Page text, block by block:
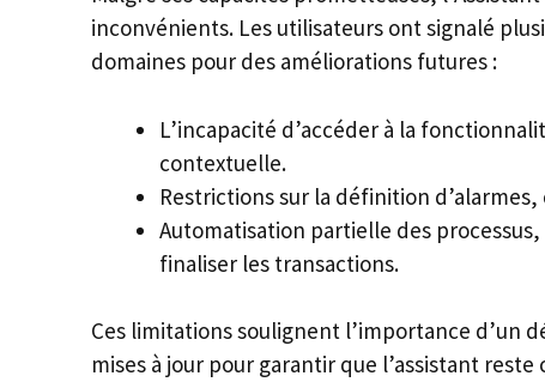
inconvénients. Les utilisateurs ont signalé
domaines pour des améliorations futures :
L’incapacité d’accéder à la
contextuelle.
Restrictions sur la définition
Automatisation partielle des
finaliser les transactions.
Ces limitations soulignent l’importance d’un
mises à jour pour garantir que l’assistant